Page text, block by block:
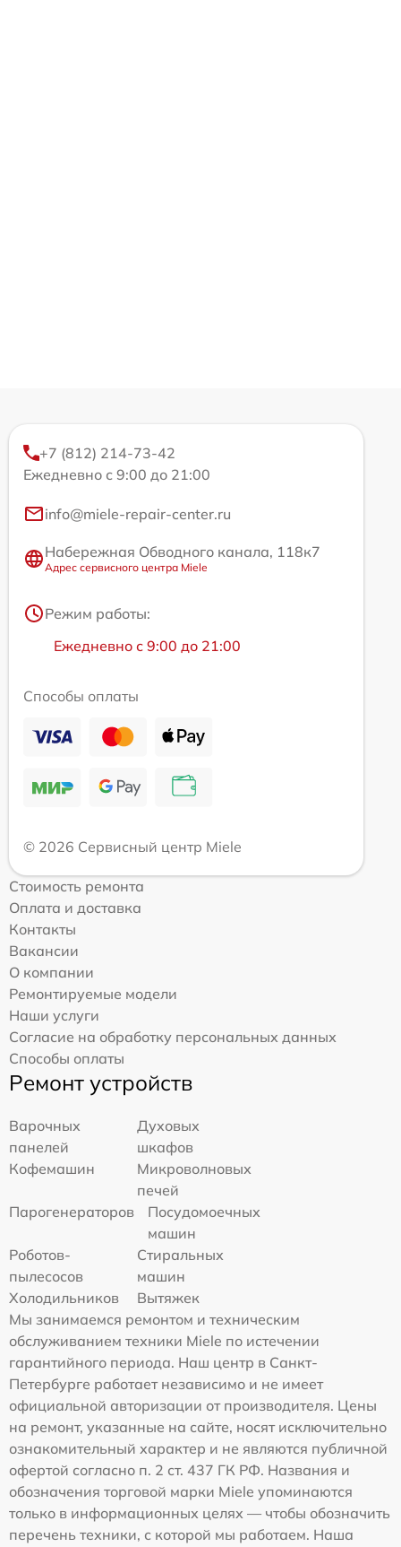
+7 (812) 214-73-42
Ежедневно с 9:00 до 21:00
info@miele-repair-center.ru
Набережная Обводного канала, 118к7
Адрес сервисного центра Miele
Режим работы:
Ежедневно с 9:00 до 21:00
Способы оплаты
© 2026 Сервисный центр Miele
Стоимость ремонта
Оплата и доставка
Контакты
Вакансии
О компании
Ремонтируемые модели
Наши услуги
Согласие на обработку персональных данных
Способы оплаты
Ремонт устройств
Варочных
панелей
Духовых
шкафов
Кофемашин
Микроволновых
печей
Парогенераторов
Посудомоечных
машин
Роботов-
пылесосов
Стиральных
машин
Холодильников
Вытяжек
Мы занимаемся ремонтом и техническим
обслуживанием техники Miele по истечении
гарантийного периода. Наш центр в Санкт-
Петербурге работает независимо и не имеет
официальной авторизации от производителя. Цены
на ремонт, указанные на сайте, носят исключительно
ознакомительный характер и не являются публичной
офертой согласно п. 2 ст. 437 ГК РФ. Названия и
обозначения торговой марки Miele упоминаются
только в информационных целях — чтобы обозначить
перечень техники, с которой мы работаем. Наша